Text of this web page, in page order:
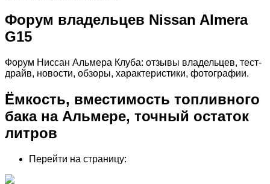
Форум владельцев Nissan Almera
G15
Форум Ниссан Альмера Клуба: отзывы владельцев, тест-
драйв, новости, обзоры, характеристики, фотографии.
Ёмкость, вместимость топливного
бака на Альмере, точный остаток
литров
Перейти на страницу: